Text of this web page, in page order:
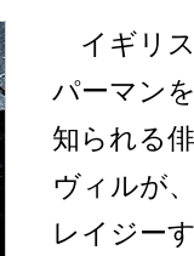
イギリ
パーマン
知られる
ヴィルが
レイジー